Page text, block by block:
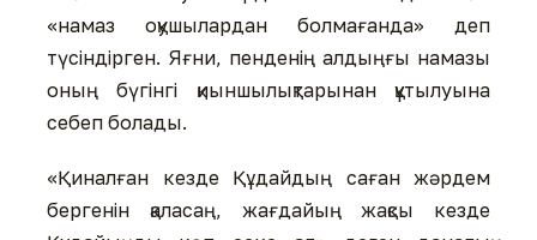
«намаз оқушылардан болмағанда» деп
түсіндірген. Яғни, пенденің алдыңғы намазы
оның бүгінгі қиыншылықтарынан құтылуына
себеп болады.
«Қиналған кезде Құдайдың саған жәрдем
бергенін қаласаң, жағдайың жақсы кезде